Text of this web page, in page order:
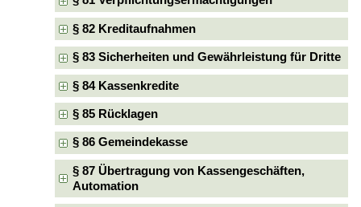
§ 82 Kreditaufnahmen
§ 83 Sicherheiten und Gewährleistung für Dritte
§ 84 Kassenkredite
§ 85 Rücklagen
§ 86 Gemeindekasse
§ 87 Übertragung von Kassengeschäften,
Automation